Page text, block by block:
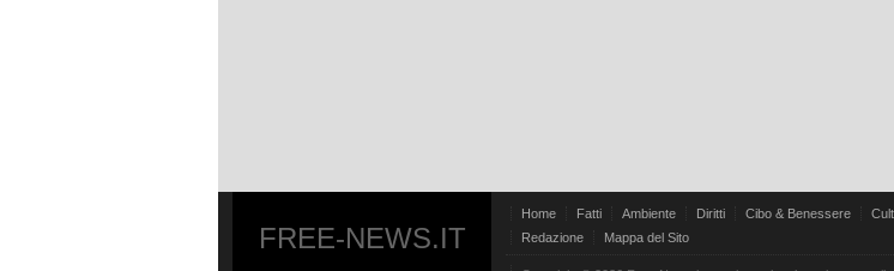
FREE-NEWS.IT
Home Fatti Ambiente Diritti Cibo & Benessere
Redazione
Mappa del Sito